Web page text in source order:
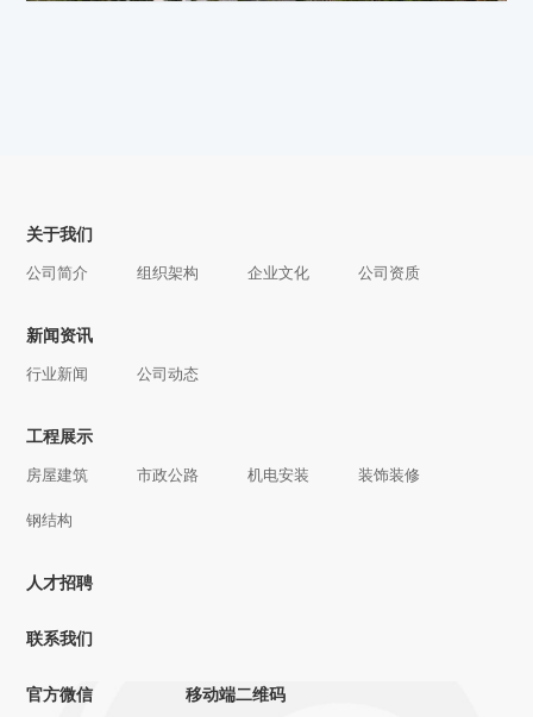
关于我们
公司简介 组织架构 企业文化 公司资质
新闻资讯
行业新闻 公司动态
工程展示
房屋建筑 市政公路 机电安装 装饰装修
钢结构
人才招聘
联系我们
官方微信 移动端二维码